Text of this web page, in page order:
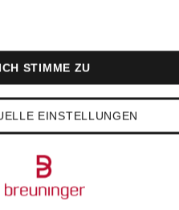
EINSTELLUNGEN
ICH STIMME ZU